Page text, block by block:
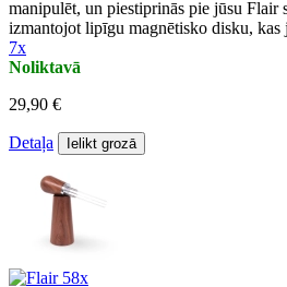
manipulēt, un piestiprinās pie jūsu Flair
izmantojot lipīgu magnētisko disku, kas
7x
Noliktavā
29,90 €
Detaļa Ielikt grozā